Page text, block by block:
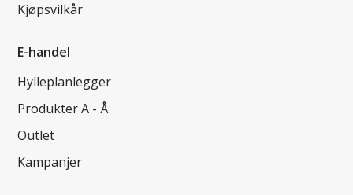
Kjøpsvilkår
E-handel
Hylleplanlegger
Produkter A - Å
Outlet
Kampanjer